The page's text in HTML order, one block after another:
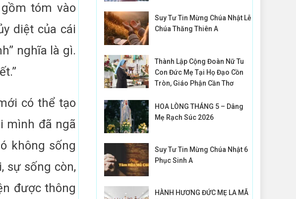
tóm vào
diệt của cái
nghĩa là gì.
có thể tạo
mình đã ngã
không sống
sự sống còn,
được thông
Suy Tư Tin Mừng Chúa Nhật Lễ
Chúa Thăng Thiên A
Thành Lập Cộng Đoàn Nữ Tu
Con Đức Mẹ Tại Họ Đạo Cồn
Tròn, Giáo Phận Cần Thơ
HOA LÒNG THÁNG 5 – Dâng
Mẹ Rạch Súc 2026
Suy Tư Tin Mừng Chúa Nhật 6
Phục Sinh A
HÀNH HƯƠNG ĐỨC MẸ LA MÃ